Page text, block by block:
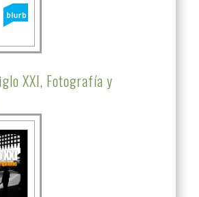
XXI, Fotografía y